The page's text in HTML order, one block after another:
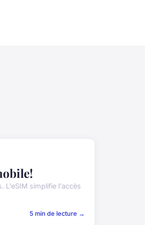
L'eSIM simplifie l'accès
5 min de lecture →